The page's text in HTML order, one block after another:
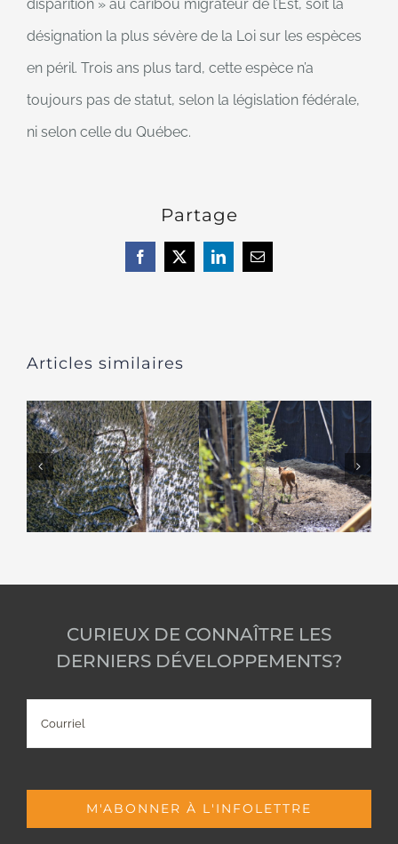
disparition » au caribou migrateur de l’Est, soit la
désignation la plus sévère de la Loi sur les espèces
en péril. Trois ans plus tard, cette espèce n’a
toujours pas de statut, selon la législation fédérale,
ni selon celle du Québec.
Partage
Facebook
X LinkedInCourriel
Articles similaires
CURIEUX DE CONNAÎTRE LES
DERNIERS DÉVELOPPEMENTS?
M'ABONNER À L'INFOLETTRE